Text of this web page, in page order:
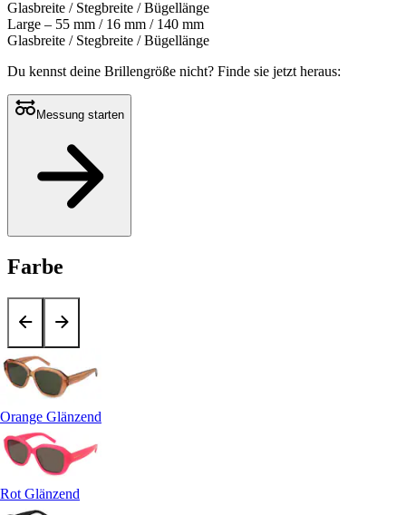
Glasbreite / Stegbreite / Bügellänge
Large – 55 mm / 16 mm / 140 mm
Glasbreite / Stegbreite / Bügellänge
Du kennst deine Brillengröße nicht? Finde sie jetzt heraus:
Messung starten
Farbe
Orange Glänzend
Rot Glänzend